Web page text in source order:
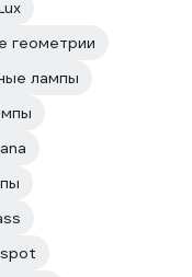
геометрии
лампы